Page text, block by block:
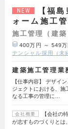
NEW
【福
ォーム施工
施工管理（建築
400万円 ～ 549万
テンシャル採用（未
建築施工管理業
【仕事内容】 デザイ
ジェクトにおける、施
なる工事の管理に…
会社概要
【会社の
が志すものづくりとは